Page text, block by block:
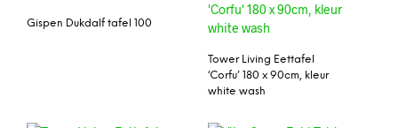
Gispen Dukdalf tafel 100
Tower Living Eettafel
‘Corfu’ 180 x 90cm, kleur
white wash